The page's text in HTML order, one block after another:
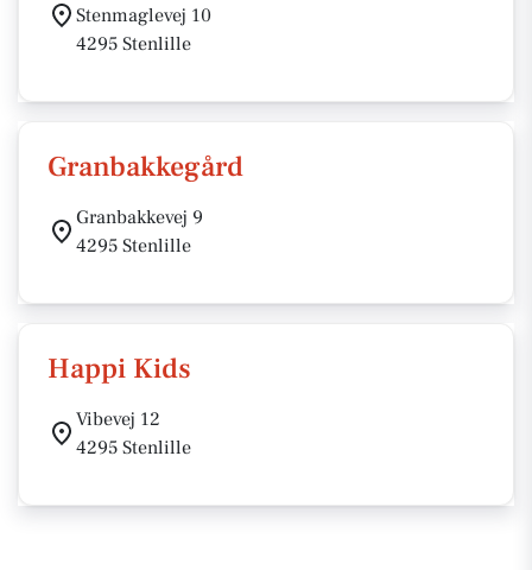
Stenmaglevej 10
4295 Stenlille
Granbakkegård
Granbakkevej 9
4295 Stenlille
Happi Kids
Vibevej 12
4295 Stenlille